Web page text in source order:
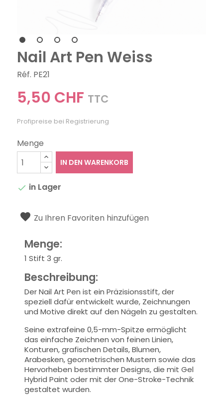
Nail Art Pen Weiss
Réf. PE21
5,50 CHF TTC
Profipreise bei Registrierung
Menge
IN DEN WARENKORB
 in Lager
Zu Ihren Favoriten hinzufügen
Menge:
1 Stift 3 gr.
Beschreibung:
Der Nail Art Pen ist ein Präzisionsstift, der
speziell dafür entwickelt wurde, Zeichnungen
und Motive direkt auf den Nägeln zu gestalten.
Seine extrafeine 0,5-mm-Spitze ermöglicht
das einfache Zeichnen von feinen Linien,
Konturen, grafischen Details, Blumen,
Arabesken, geometrischen Mustern sowie das
Hervorheben bestimmter Designs, die mit Gel
Hybrid Paint oder mit der One-Stroke-Technik
gestaltet wurden.